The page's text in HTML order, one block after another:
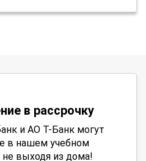
в рассрочку
и АО Т-Банк могут
в нашем учебном
не выходя из дома!